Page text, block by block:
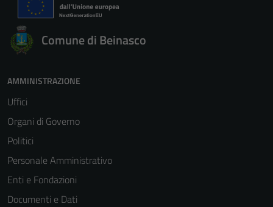
Comune di Beinasco
AMMINISTRAZIONE
Uffici
Organi di Governo
Politici
Personale Amministrativo
Enti e Fondazioni
Documenti e Dati